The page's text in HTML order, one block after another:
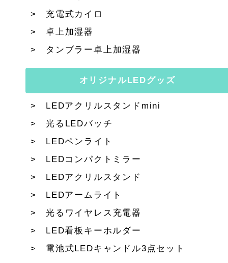
充電式カイロ
卓上加湿器
タンブラー卓上加湿器
オリジナルLEDグッズ
LEDアクリルスタンドmini
光るLEDバッチ
LEDペンライト
LEDコンパクトミラー
LEDアクリルスタンド
LEDアームライト
光るワイヤレス充電器
LED看板キーホルダー
電池式LEDキャンドル3点セット